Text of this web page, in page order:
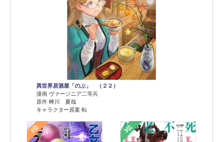
異世界居酒屋「のぶ」 （２２）
漫画 ヴァージニア二等兵
原作 蝉川 夏哉
キャラクター原案 転
2位 3位